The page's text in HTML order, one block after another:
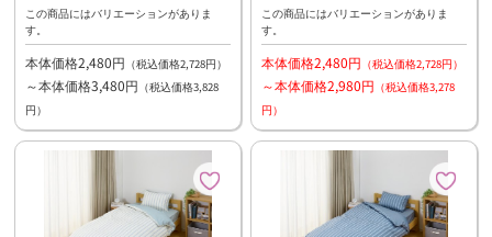
この商品にはバリエーションがありま
す。
本体価格2,480円 （税込価格2,728円）
～本体価格3,480円 （税込価格3,828
円）
この商品にはバリエーションがありま
す。
本体価格2,480円 （税込価格2,728円）
～本体価格2,980円 （税込価格3,278
円）